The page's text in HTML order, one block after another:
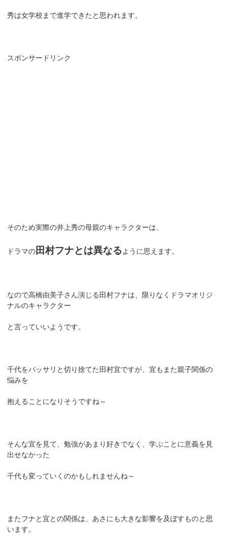
秀は女学校まで進学できたと思われます。
スポンサードリンク
そのため実際の井上秀の母親のキャラクターは、
ドラマの田村フナとは異なるように思えます。
なので高橋由美子さん演じる田村フナは、限りなくドラマオリジ
ナルのキャラクター
と言っていいようです。
千代をバッサリと切り捨てた田村宜ですが、宜もまた親子関係の
悩みを
抱えることになりそうですね～
そんな宜を見て、勉強があまり好きでなく、学ぶことに意義を見
出せなかった
千代も変っていくのかもしれませんね～
またフナと宜との関係は、あさにも大きな影響を及ぼすものと思
います。